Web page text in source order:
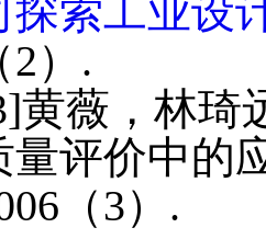
探索工业设
2）.
，林琦远
量评价中的
（3）.